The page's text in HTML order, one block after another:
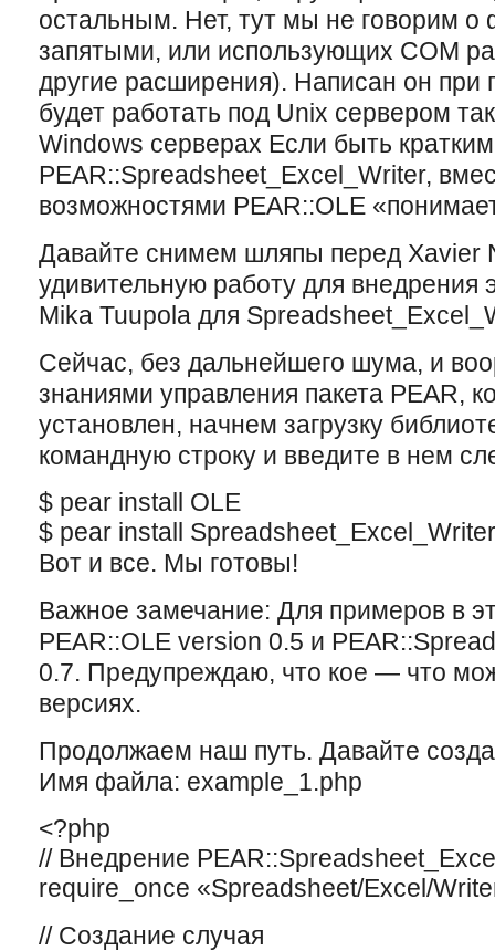
остальным. Нет, тут мы не говорим
запятыми, или использующиx COM
другие расширения). Написан он при
будет работать под Unix сервером
Windows серверах Если быть
PEAR::Spreadsheet_Excel_Writer,
возможностями PEAR::OLE
Давайте снимем шляпы перед Xavier
удивительную работу для внедрения
Mika Tuupola для
Сейчас, без дальнейшего шума, и
знаниями управления пакета PEAR,
установлен, начнем загрузку
командную строку и введите в нем
$ pear install OLE
$ pear install Spreadsheet_Excel_Writer
Вот и все. Мы готовы!
Важное замечание: Для примеров в
PEAR::OLE version 0.5 и
0.7. Предупреждаю, что кое — что
версияx.
Продолжаем наш путь. Давайте
Имя файла: example_1.php
<?php
// Внедрение
require_once «Spreadsheet/Excel/
// Создание случая